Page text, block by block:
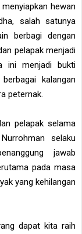
hewan
salah satunya
berbagi dengan
pelapak menjadi
ini menjadi bukti
kalangan
peternak.
pelapak selama
selaku
jawab
pada masa
yang kehilangan
dapat kita raih